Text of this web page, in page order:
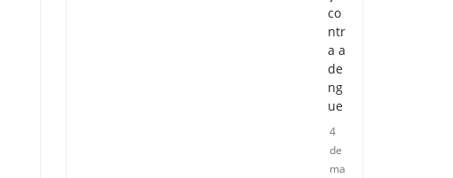
co
ntr
a a
de
ng
ue
4
de
ma